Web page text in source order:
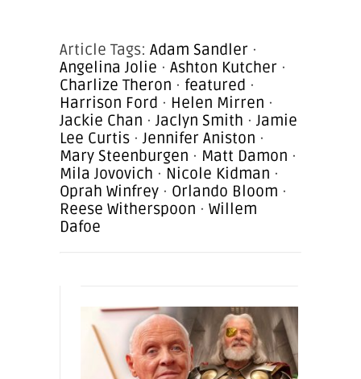
Article Tags: Adam Sandler ·
Angelina Jolie · Ashton Kutcher ·
Charlize Theron · featured ·
Harrison Ford · Helen Mirren ·
Jackie Chan · Jaclyn Smith · Jamie
Lee Curtis · Jennifer Aniston ·
Mary Steenburgen · Matt Damon ·
Mila Jovovich · Nicole Kidman ·
Oprah Winfrey · Orlando Bloom ·
Reese Witherspoon · Willem
Dafoe